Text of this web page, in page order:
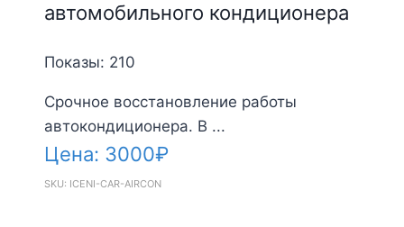
автомобильного кондиционера
Показы: 210
Срочное восстановление работы
автокондиционера. В ...
Цена: 3000₽
SKU: ICENI-CAR-AIRCON